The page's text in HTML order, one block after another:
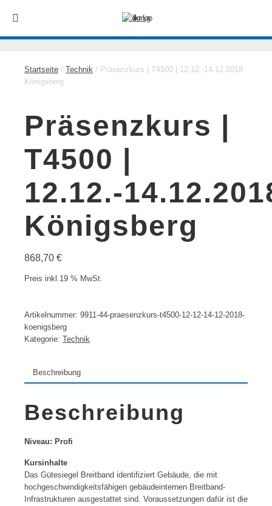
Startseite / Technik / Präsenzkurs | T4500 | 12.12.-14.12.2018
Königsberg
Präsenzkurs |
T4500 |
12.12.-
Königsberg
868,70 €
Preis inkl.19 % MwSt.
Artikelnummer: 9911-44-praesenzkurs-t4500-12-12-14-12-2018-
koenigsberg
Kategorie: Technik
Beschreibung
Beschreibung
Niveau: Profi
Kursinhalte
Das Gütesiegel Breitband identifiziert Gebäude, die mit
hochgeschwindigkeitsfähigen gebäudeinternen Breitband-
Infrastrukturen ausgestattet sind. Voraussetzungen dafür ist die